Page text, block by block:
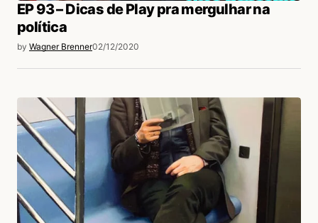
EP 93 – Dicas de Play pra mergulhar na
política
by Wagner Brenner02/12/2020